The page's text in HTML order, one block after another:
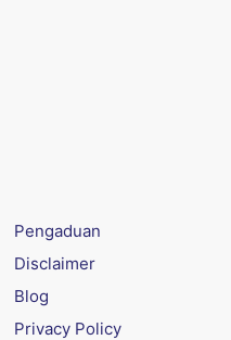
Pengaduan
Disclaimer
Blog
Privacy Policy